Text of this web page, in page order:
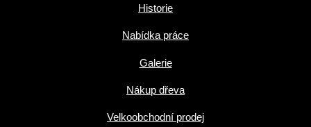
Historie
Nabídka práce
Galerie
Nákup dřeva
Velkoobchodní prodej